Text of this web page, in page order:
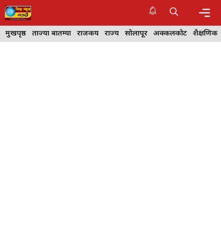
Skip
to
content
मुखपृष्ठ ताज्या बातम्या राजकीय राज्य सोलापूर अक्कलकोट शैक्षणिक